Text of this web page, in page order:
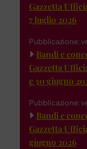
Gazzetta
7 luglio 2026
Pubblicazione:
Bandi e
Gazzetta
e 30 giugno
Pubblicazione:
Bandi e
Gazzetta
giugno 2026